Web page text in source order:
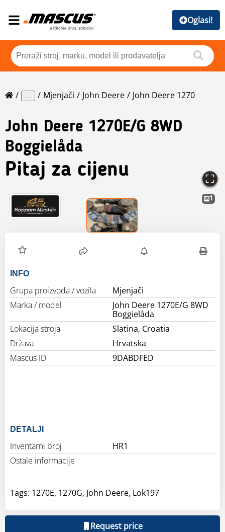
Oglasi!
... Mjenjači John Deere John Deere 1270
John Deere 1270E/G 8WD
Boggielåda
Pitaj za cijenu
1
INFO
Grupa proizvoda / vozila
Mjenjači
Marka / model
John Deere 1270E/G 8WD
Boggielåda
Lokacija stroja
Slatina, Croatia
Država
Hrvatska
Mascus ID
9DABDFED
DETALJI
Inventarni broj
HR1
Ostale informacije
Tags: 1270E, 1270G, John Deere, Lok197
Request price